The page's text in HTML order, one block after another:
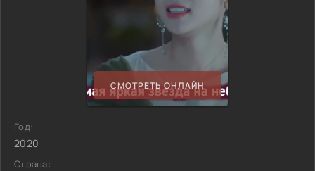
СМОТРЕТЬ ОНЛАЙН
Год:
2020
Страна: